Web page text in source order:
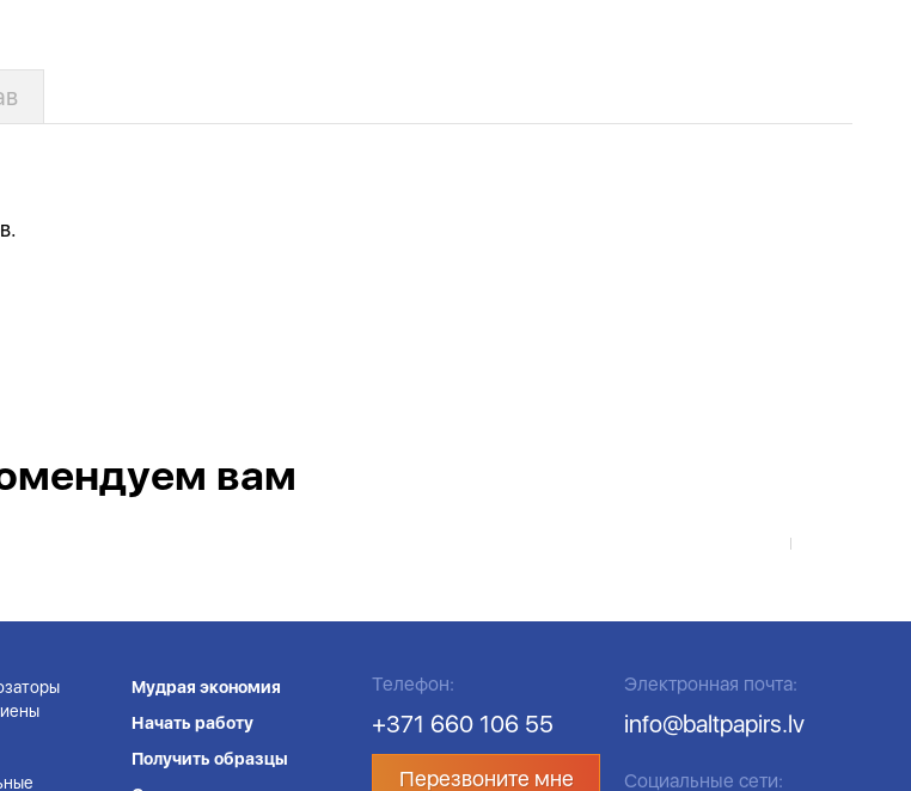
вам
Мудрая экономия
Начать работу
Получить образцы
Телефон:
+371 660 106 55
Перезвоните мне
Электронная почта:
info@baltpapirs.lv
Социальные сети: